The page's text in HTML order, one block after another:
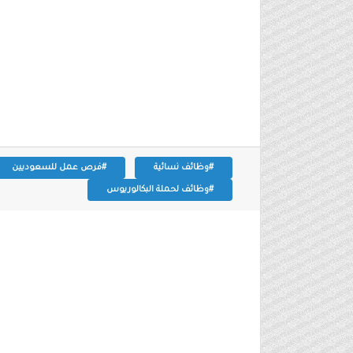
#وظائف نسائية #فرص عمل للسعوديين
#وظائف لحملة البكالوريوس